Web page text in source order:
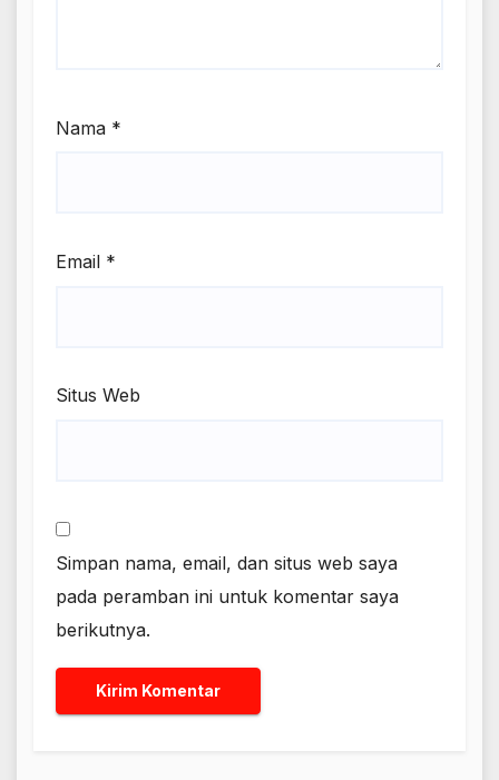
Nama *
Email *
Situs Web
Simpan nama, email, dan situs web saya
pada peramban ini untuk komentar saya
berikutnya.